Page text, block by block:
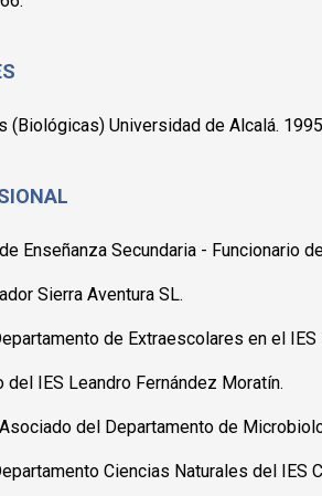
(Biológicas) Universidad de Alcalá.
Enseñanza Secundaria - Funcionario
Sierra Aventura SL.
de Extraescolares en el IES
IES Leandro Fernández Moratín.
del Departamento de
Ciencias Naturales del IES